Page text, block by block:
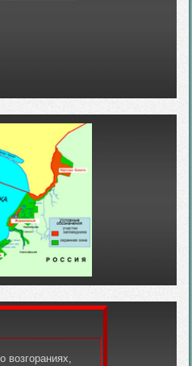
возгораниях,